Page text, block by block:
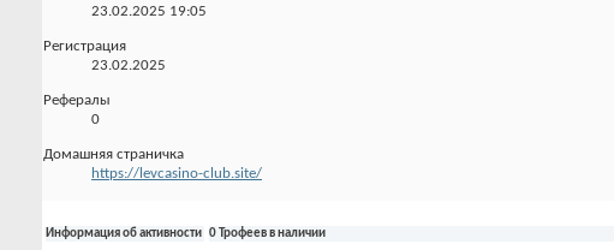
23.02.2025 19:05
Регистрация
23.02.2025
Рефералы
0
Домашняя страничка
https://levcasino-club.site/
Информация об активности 0 Трофеев в наличии